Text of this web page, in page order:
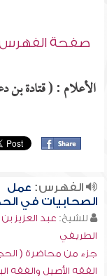
صفحة
الأعلام : ( قتادة بن
الفهرس: عمل
الصحابيات في
للشيخ: عبد العزيز
الطريفي
جزء من محاضرة (
الفقه الأصيل والفقه